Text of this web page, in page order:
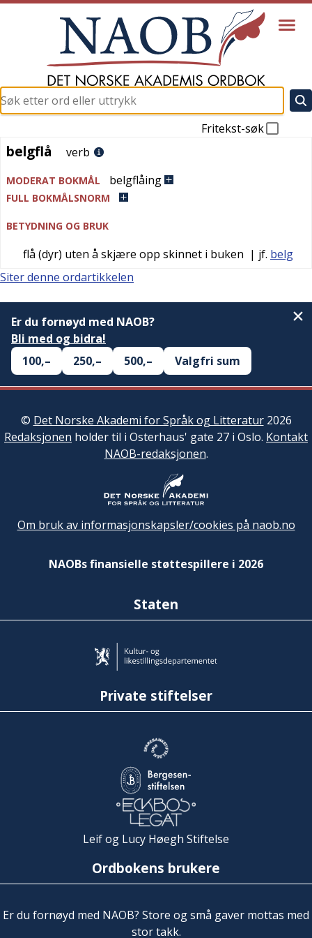
Fritekst-søk
belgflå
belgflå verb
MODERAT BOKMÅL belgflåing
FULL BOKMÅLSNORM
BETYDNING OG BRUK
flå (dyr) uten å skjære opp skinnet i buken | jf. belg
Siter denne ordartikkelen
Er du fornøyd med NAOB?
Bli med og bidra!
100,–
250,– 500,– Valgfri sum
© Det Norske Akademi for Språk og Litteratur2026
Redaksjonen holder til i Osterhaus' gate 27 i Oslo. Kontakt
NAOB-redaksjonen.
Om bruk av informasjonskapsler/cookies på naob.no
NAOBs finansielle støttespillere i 2026
Staten
Private stiftelser
Leif og Lucy Høegh Stiftelse
Ordbokens brukere
Er du fornøyd med NAOB? Store og små gaver mottas med
stor takk.